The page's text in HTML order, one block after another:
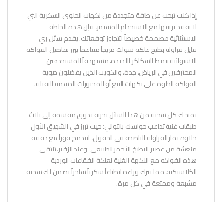
إذا كنت تبحث عن طاقة متجددة من نكهات الحلوى السكرية التي
لا تفقد بريقها مع الاستخدام المستمر، فإن هذه الخلطة
الاستثنائية مصممة خصيصاً لتتجاوز توقعاتك. يقدم سائل ري
فايل فراولة بطيخ علكة سولت مزيجاً متناغماً يبرز تفاصيل الفواكه
الاستوائية بنمط السكاكر اللذيذة، مستهدفاً المستخدمين
المحترفين في الرياض، جدة، والكويت الذين يفضلون حيوية
الفواكه الحلوة على نكهات التبغ أو المخبوزات الدسمة الثقيلة.
تمنحك كل سحبة من هذا السائل تجربة تذوق مقسمة إلى ثلاث
طبقات غنية تداعب حواسك بالتوالي؛ حيث تبرز في الشهيق الأول
حلاوة ثمار الفراولة الناضجة في الحقول، لتندمج فوراً مع دفقة
منعشة من عصير البطيخ الأحمر الطبيعي. وعند الزفير، تلتقي
هذه الفواكه مع النكهة الغنية لعلكة الفقاعات الوردية
الكلاسيكية، مما يترك وراءه انطباعاً سكرياً ساحراً يضمن لك سحبة
مشبعة وممتعة في كل مرة.